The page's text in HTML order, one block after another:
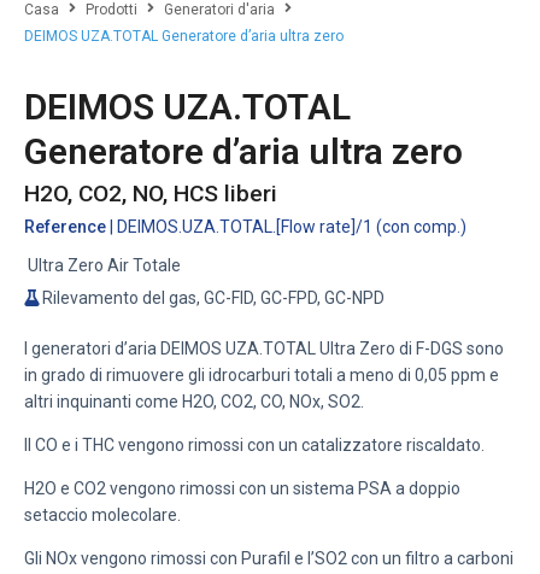
Casa Prodotti
Generatori d'aria
DEIMOS UZA.TOTAL Generatore d’aria ultra zero
DEIMOS UZA.TOTAL
Generatore d’aria ultra zero
H2O, CO2, NO, HCS liberi
Reference | DEIMOS.UZA.TOTAL.[Flow rate]/1 (con comp.)
Ultra Zero Air Totale
Rilevamento del gas, GC-FID, GC-FPD, GC-NPD
I generatori d’aria DEIMOS UZA.TOTAL Ultra Zero di F-DGS sono
in grado di rimuovere gli idrocarburi totali a meno di 0,05 ppm e
altri inquinanti come H2O, CO2, CO, NOx, SO2.
Il CO e i THC vengono rimossi con un catalizzatore riscaldato.
H2O e CO2 vengono rimossi con un sistema PSA a doppio
setaccio molecolare.
Gli NOx vengono rimossi con Purafil e l’SO2 con un filtro a carboni